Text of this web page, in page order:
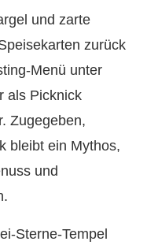
und zarte
zurück
Menü unter
als Picknick
Zugegeben,
bleibt ein Mythos,
und
Sterne-Tempel